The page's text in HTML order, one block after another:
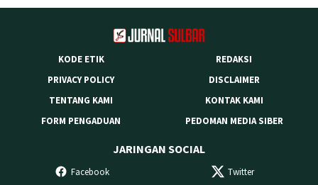
KODE ETIK
REDAKSI
PRIVACY POLICY
DISCLAIMER
TENTANG KAMI
KONTAK KAMI
FORM PENGADUAN
PEDOMAN MEDIA SIBER
JARINGAN SOCIAL
Facebook Twitter